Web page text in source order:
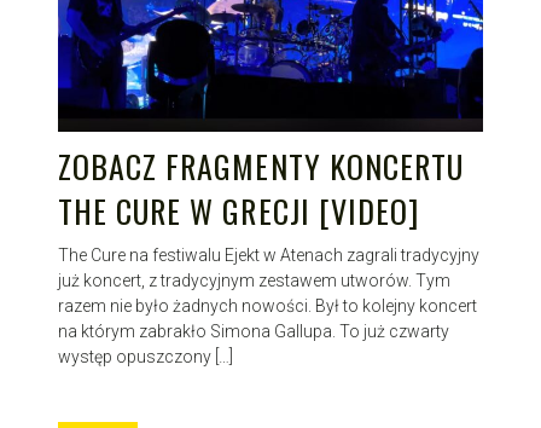
ZOBACZ FRAGMENTY KONCERTU
THE CURE W GRECJI [VIDEO]
The Cure na festiwalu Ejekt w Atenach zagrali tradycyjny
już koncert, z tradycyjnym zestawem utworów. Tym
razem nie było żadnych nowości. Był to kolejny koncert
na którym zabrakło Simona Gallupa. To już czwarty
występ opuszczony […]